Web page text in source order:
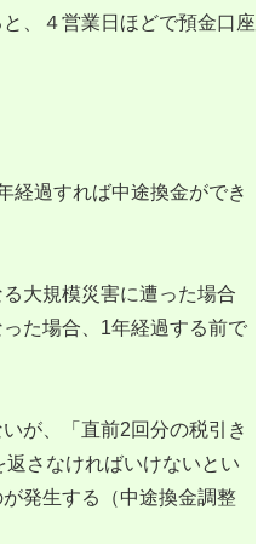
、４営業日ほどで預金口座
経過すれば中途換金ができ
大規模災害に遭った場合
た場合、1年経過する前で
が、「直前2回分の税引き
さなければいけないとい
発生する（中途換金調整